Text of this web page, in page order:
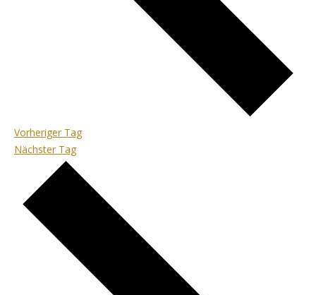
Vorheriger Tag
Nächster Tag